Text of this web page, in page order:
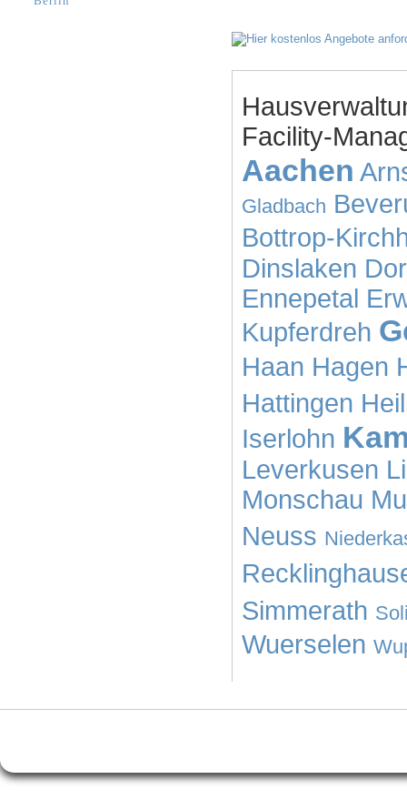
Facility-
Aachen
Gladbach
Bottrop-
Dinslaken
Ennepetal
Kupferdreh
Haan Hagen
Hattingen
Iserlohn
Leverkusen
Monschau
Neuss
Simmerath
Wuerselen